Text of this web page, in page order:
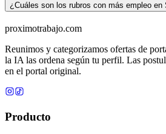
¿Cuáles son los rubros con más empleo en
proximotrabajo.com
Reunimos y categorizamos ofertas de
la IA las ordena según tu perfil. Las
en el portal original.
Producto